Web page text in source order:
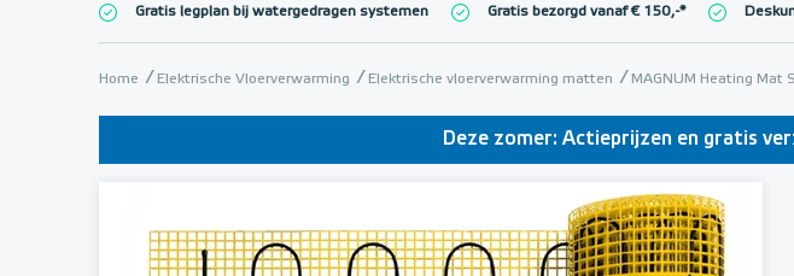
Gratis legplan bij watergedragen systemen Gratis bezorgd vanaf € 150,-*
Home Elektrische Vloerverwarming Elektrische vloerverwarming matten MAGNUM Heating Mat
Deze zomer: Actieprijzen en gratis